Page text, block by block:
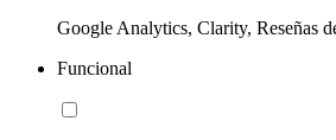
Google Analytics, Clarity, Reseñas
Funcional